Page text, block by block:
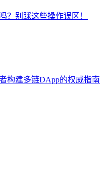
？别踩这些操作误区！
构建多链DApp的权威指南